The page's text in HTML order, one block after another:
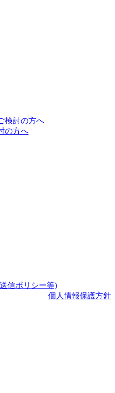
検討の方へ
の方へ
信ポリシー等)
個人情報保護方針